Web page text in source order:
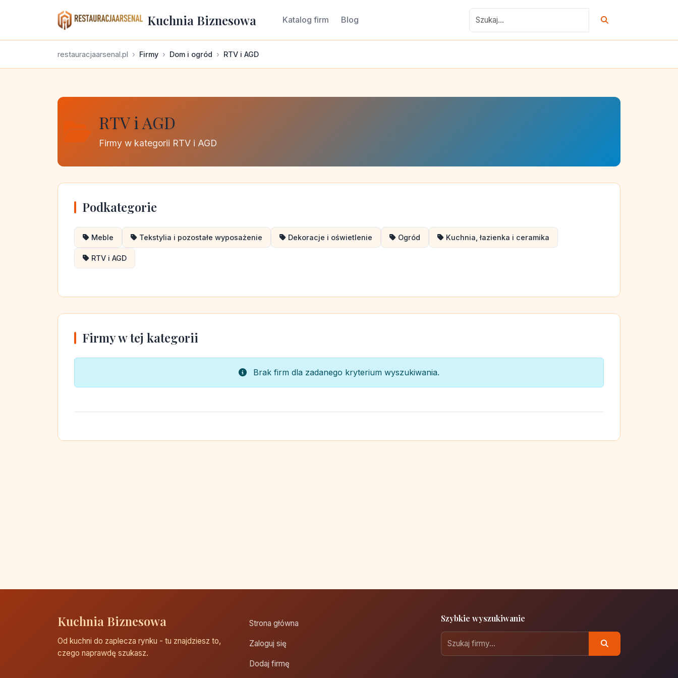
Kuchnia Biznesowa Katalog firm Blog
restauracjaarsenal.pl Firmy Dom i ogród RTV i AGD
RTV i AGD
Firmy w kategorii RTV i AGD
Podkategorie
Meble Tekstylia i pozostałe wyposażenie Dekoracje i oświetlenie Ogród Kuchnia, łazienka i ceramika
RTV i AGD
Firmy w tej kategorii
Brak firm dla zadanego kryterium wyszukiwania.
Kuchnia Biznesowa
Od kuchni do zaplecza rynku - tu znajdziesz to,
czego naprawdę szukasz.
Strona główna
Zaloguj się
Dodaj firmę
Szybkie wyszukiwanie